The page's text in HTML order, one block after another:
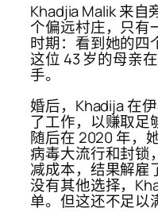
Khadjia Malik 来自
个偏远村庄，只有
时期：看到她的四
这位 43 岁的母亲
手。
婚后，Khadija 在
了工作，以赚取足
随后在 2020 年，
病毒大流行和封锁
减成本，结果解雇
没有其他选择，
单。但这还不足以